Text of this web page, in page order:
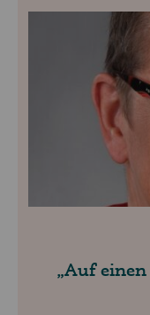
Auf einen